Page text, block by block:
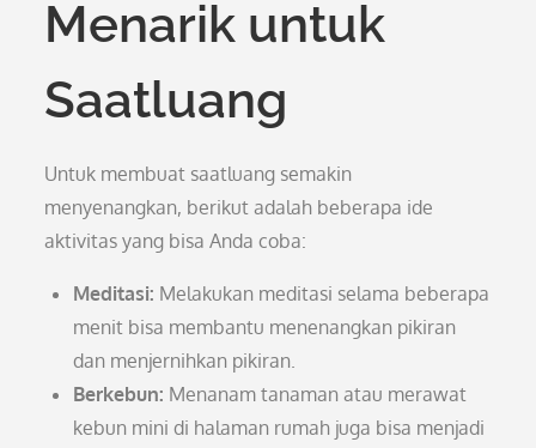
Menarik untuk
Saatluang
Untuk membuat saatluang semakin
menyenangkan, berikut adalah beberapa ide
aktivitas yang bisa Anda coba:
Meditasi: Melakukan meditasi selama beberapa
menit bisa membantu menenangkan pikiran
dan menjernihkan pikiran.
Berkebun: Menanam tanaman atau merawat
kebun mini di halaman rumah juga bisa menjadi